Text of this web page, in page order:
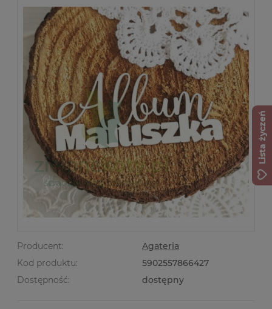
Producent:
Agateria
Kod produktu:
5902557866427
Dostępność:
dostępny
Lista życzeń